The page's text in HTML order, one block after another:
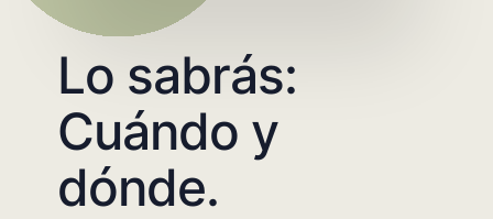
Lo sabrás:
Cuándo y
dónde.